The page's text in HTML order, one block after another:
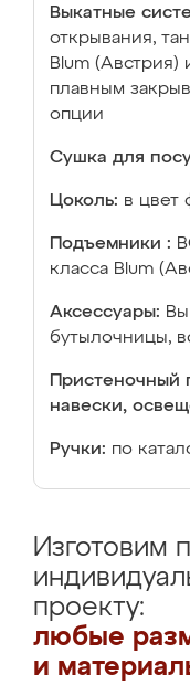
Выкатные
открывания,
Blum (Австрия)
плавным
опции
Сушка для
Цоколь: в цвет
Подъемники :
класса Blum
Аксессуары:
бутылочницы,
Пристеночный
навески,
Ручки: по
Изготовим
проекту:
любые
и